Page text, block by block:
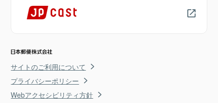
サイトのご利用について
プライバシーポリシー
Webアクセシビリティ方針